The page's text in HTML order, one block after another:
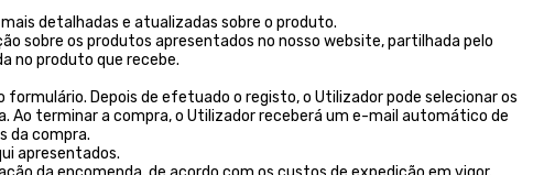
detalhadas e atualizadas sobre o produto.
sobre os produtos apresentados no nosso website, partilhada pelo
no produto que recebe.
Depois de efetuado o registo, o Utilizador pode selecionar os
Ao terminar a compra, o Utilizador receberá um e-mail automático de
da compra.
apresentados.